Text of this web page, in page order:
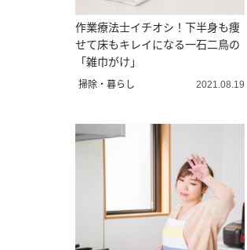
作業療法士イチオシ！下半身も痩
せて床もキレイになる一石二鳥の
「雑巾がけ」
掃除・暮らし 2021.08.19